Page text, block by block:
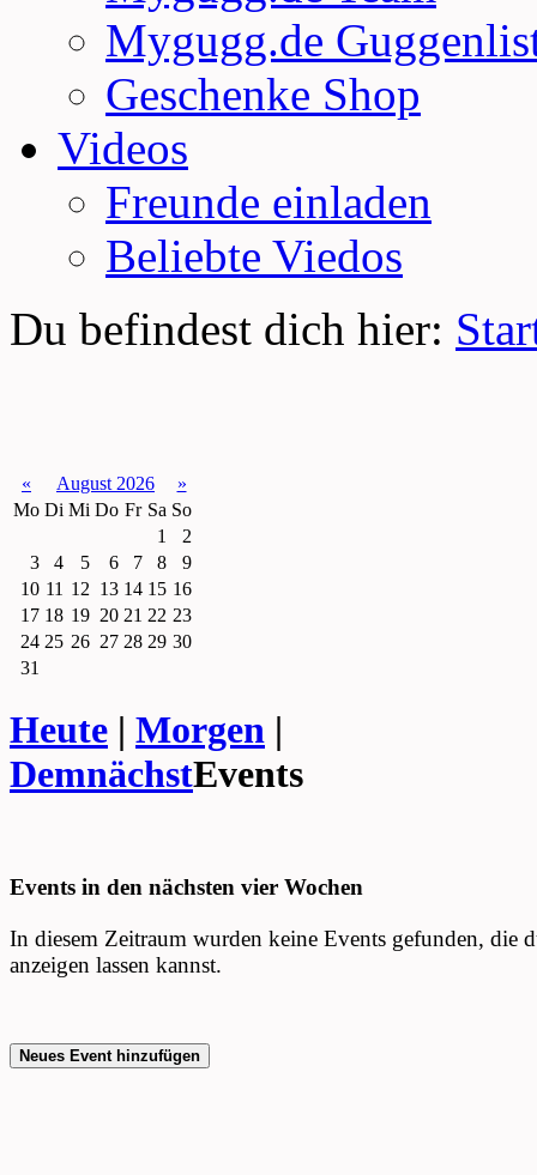
Mygugg.de
Geschenke Shop
Videos
Freunde einladen
Beliebte Viedos
Du befindest dich hier:
« August 2026
»
Mo Di Mi Do Fr Sa So
1
2
3
4 5 6 7 8
9
10 11 12 13 14 15 16
17 18 19 20 21 22 23
24 25 26 27 28 29 30
31
Heute | Morgen |
DemnächstEvents
Events in den nächsten vier Wochen
In diesem Zeitraum wurden keine Events gefunden, die
anzeigen lassen kannst.
Neues Event hinzufügen